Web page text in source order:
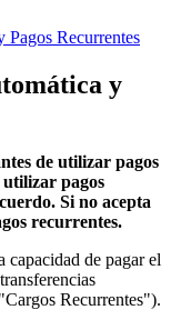
Recurrentes
y
de utilizar pagos
pagos
Si no acepta
recurrentes.
capacidad de pagar el
Recurrentes").